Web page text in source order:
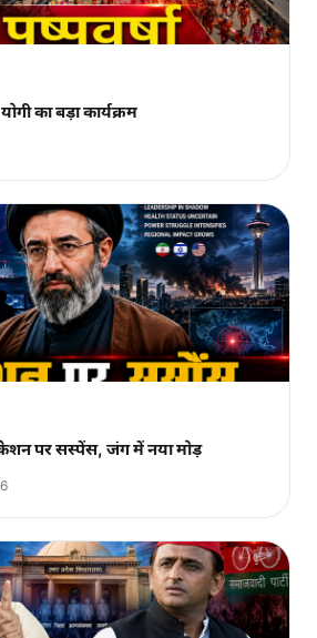
का बड़ा कार्यक्रम
पर सस्पेंस, जंग में नया मोड़